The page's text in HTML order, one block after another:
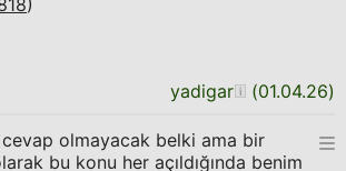
)
yadigar (01.04.26)
olmayacak belki ama bir
bu konu her açıldığında benim